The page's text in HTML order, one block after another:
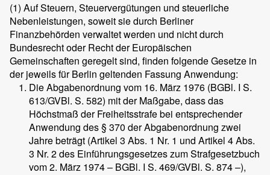
(1) Auf Steuern, Steuervergütungen und steuerliche
Nebenleistungen, soweit sie durch Berliner
Finanzbehörden verwaltet werden und nicht durch
Bundesrecht oder Recht der Europäischen
Gemeinschaften geregelt sind, finden folgende Gesetze in
der jeweils für Berlin geltenden Fassung Anwendung:
Die Abgabenordnung vom 16. März 1976 (BGBl. I S.
613/GVBl. S. 582) mit der Maßgabe, dass das
Höchstmaß der Freiheitsstrafe bei entsprechender
Anwendung des § 370 der Abgabenordnung zwei
Jahre beträgt (Artikel 3 Abs. 1 Nr. 1 und Artikel 4 Abs.
3 Nr. 2 des Einführungsgesetzes zum Strafgesetzbuch
vom 2. März 1974 – BGBl. I S. 469/GVBl. S. 874 –),